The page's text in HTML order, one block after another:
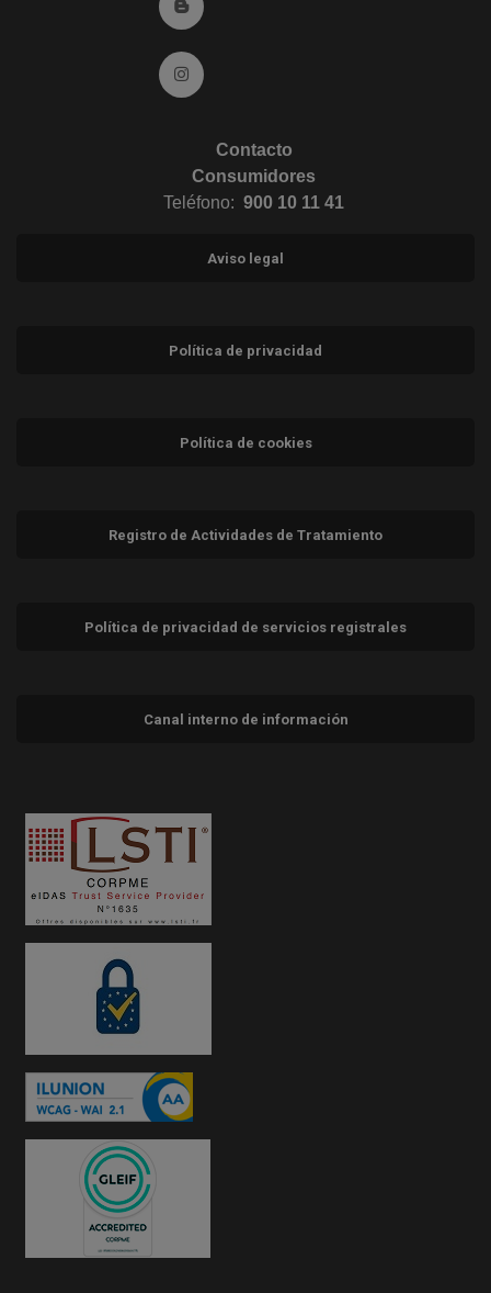
Ir al Blog (abre en ventana nueva)
Ir a Instagram (abre en ventana nueva)
Contacto
Consumidores
Teléfono: 900 10 11 41
Aviso legal
Política de privacidad
Política de cookies
Registro de Actividades de Tratamiento
Política de privacidad de servicios registrales
Canal interno de información